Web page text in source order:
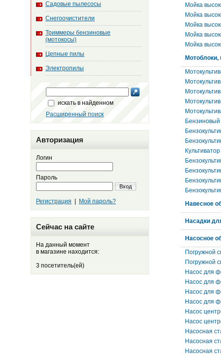
Садовые пылесосы
Снегоочистители
Триммеры бензиновые
(мотокосы)
Цепные пилы
Электропилы
искать в найденном
Расширенный поиск
Авторизация
Логин
Пароль
Вход
Регистрация Мой пароль?
Сейчас на сайте
На данный момент
в магазине находится:
3 посетитель(ей)
Мойка
Мойка
Мойка
Мойка
Мойка
Мотоблоки,
Навесное
Насадки
Насосное
Погружной
Погружной
Насос для
Насос для
Насос для
Насос для
Насос
Насос
Насосная
Насосная
Насосная